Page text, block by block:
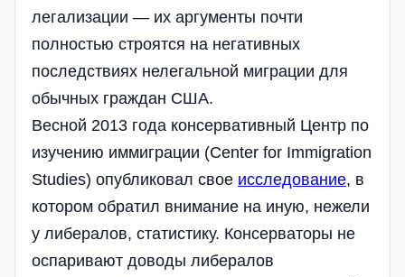
легализации — их аргументы почти
полностью строятся на негативных
последствиях нелегальной миграции для
обычных граждан США.
Весной 2013 года консервативный Центр по
изучению иммиграции (Center for Immigration
Studies) опубликовал свое исследование, в
котором обратил внимание на иную, нежели
у либералов, статистику. Консерваторы не
оспаривают доводы либералов